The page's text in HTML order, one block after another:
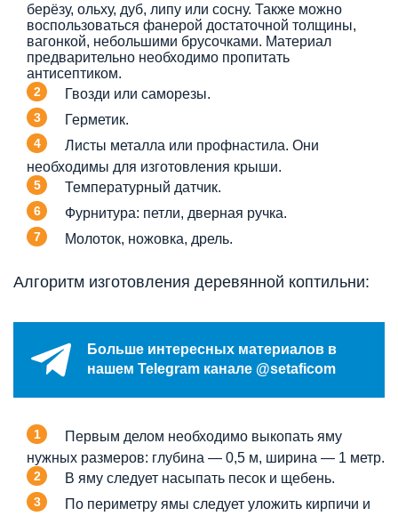
берёзу, ольху, дуб, липу или сосну. Также можно
воспользоваться фанерой достаточной толщины,
вагонкой, небольшими брусочками. Материал
предварительно необходимо пропитать
антисептиком.
Гвозди или саморезы.
Герметик.
Листы металла или профнастила. Они
необходимы для изготовления крыши.
Температурный датчик.
Фурнитура: петли, дверная ручка.
Молоток, ножовка, дрель.
Алгоритм изготовления деревянной коптильни:
Больше интересных материалов в
нашем Telegram канале @setaficom
Первым делом необходимо выкопать яму
нужных размеров: глубина — 0,5 м, ширина — 1 метр.
В яму следует насыпать песок и щебень.
По периметру ямы следует уложить кирпичи и